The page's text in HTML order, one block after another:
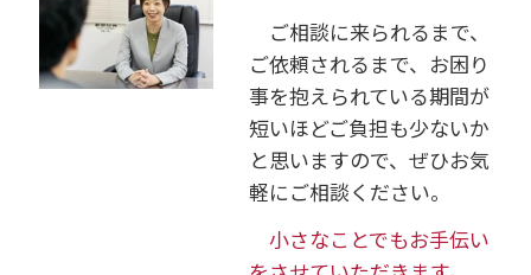
ご相談に来られるまで、
ご依頼されるまで、お困り
事を抱えられている期間が
短いほどご負担も少ないか
と思いますので、ぜひお気
軽にご相談ください。
小さなことでもお手伝い